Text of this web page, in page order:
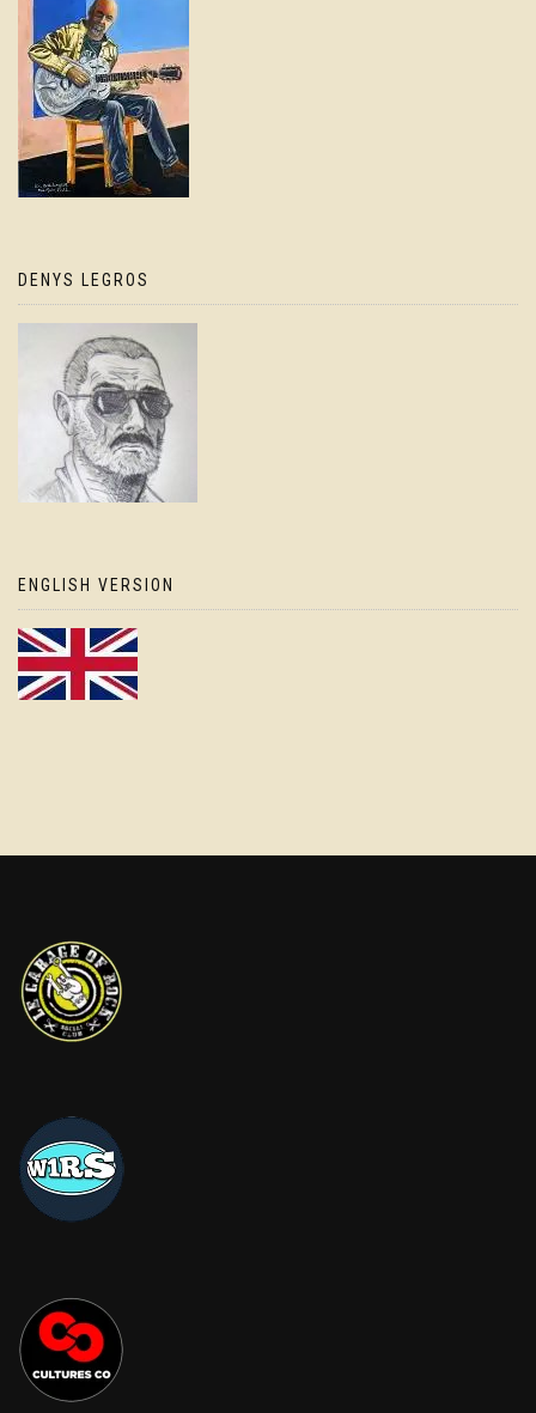
DENYS LEGROS
ENGLISH VERSION